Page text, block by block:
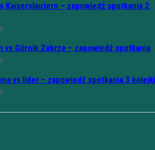
Kaiserslautern – zapowiedź spotkania 2
vs Górnik Zabrze – zapowiedź spotkania
vs lider – zapowiedź spotkania 3 kolejki